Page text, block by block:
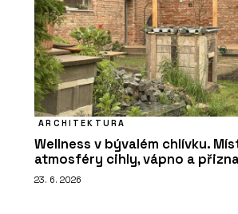
ARCHITEKTURA
Wellness v bývalém chlívku.
atmosféry cihly, vápno a
23. 6. 2026